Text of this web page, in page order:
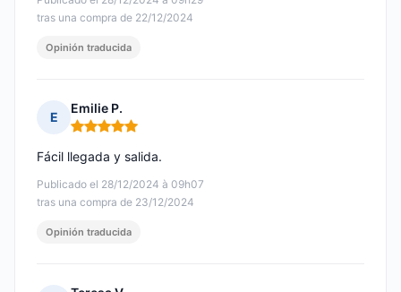
tras una compra de 22/12/2024
Opinión traducida
E
Emilie P.
Nota: 5 de 5
Publicado el 28/12/2024 à 09h07
tras una compra de 23/12/2024
Fácil llegada y salida.
Opinión traducida